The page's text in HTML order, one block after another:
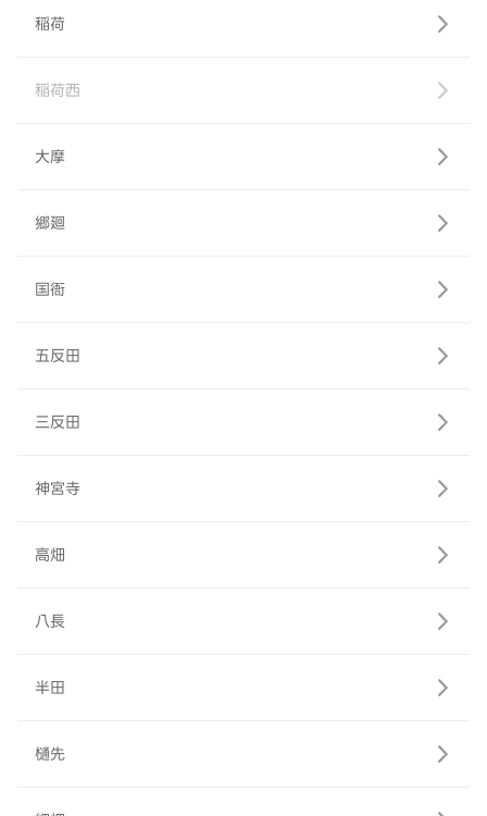
稲荷
稲荷西
大摩
郷廻
国衙
五反田
三反田
神宮寺
高畑
八長
半田
樋先